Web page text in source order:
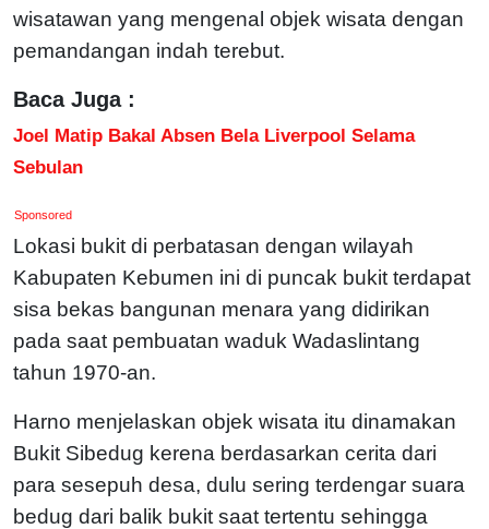
wisatawan yang mengenal objek wisata dengan
pemandangan indah terebut.
Baca Juga :
Joel Matip Bakal Absen Bela Liverpool Selama
Sebulan
Sponsored
Lokasi bukit di perbatasan dengan wilayah
Kabupaten Kebumen ini di puncak bukit terdapat
sisa bekas bangunan menara yang didirikan
pada saat pembuatan waduk Wadaslintang
tahun 1970-an.
Harno menjelaskan objek wisata itu dinamakan
Bukit Sibedug kerena berdasarkan cerita dari
para sesepuh desa, dulu sering terdengar suara
bedug dari balik bukit saat tertentu sehingga